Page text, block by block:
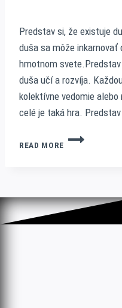
Predstav si, že existuje
duša sa môže
hmotnom
duša učí a rozvíja.
kolektívne vedomie
celé je taká hra.
READ MORE
ŽILI
NEŽILI?
JE
TO